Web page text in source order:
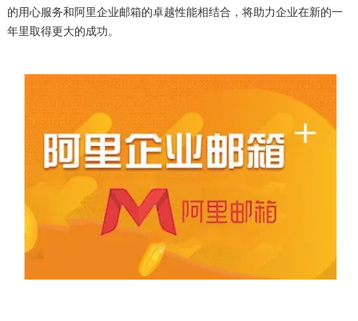
的用心服务和阿里企业邮箱的卓越性能相结合，将助力企业在新的一
年里取得更大的成功。